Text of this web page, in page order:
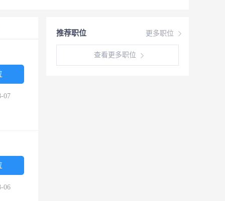
更多职位
推荐职位
查看更多职位
07
06